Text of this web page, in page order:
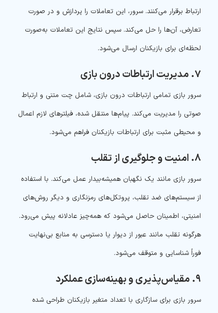
ارتباط برقرار می‌کنند. سرور، این تعاملات را پردازش و در صورت
تعارض، آن‌ها را حل می‌کند. سپس نتایج این تعاملات به‌صورت
لحظه‌ای برای بازیکنان ارسال می‌شود.
۷. مدیریت ارتباطات درون بازی
سرور بازی تمامی ارتباطات درون بازی، شامل چت متنی و ارتباط
صوتی را مدیریت می‌کند. پیام‌ها منتقل شده، فیلترهای لازم اعمال
و محیطی مثبت برای ارتباطات بازیکنان فراهم می‌شود.
۸. امنیت و جلوگیری از تقلب
سرور بازی مانند یک نگهبان همیشه‌بیدار عمل می‌کند. با استفاده
از سیستم‌های ضد تقلب، پروتکل‌های رمزنگاری و دیگر روش‌های
امنیتی، اطمینان حاصل می‌شود که همه‌چیز عادلانه پیش می‌رود.
هرگونه تقلب مانند عبور از دیوار یا دسترسی به منابع بی‌نهایت
فوراً شناسایی و متوقف می‌شود.
۹. مقیاس‌پذیری و بهینه‌سازی عملکرد
سرور بازی برای سازگاری با تعداد متغیر بازیکنان طراحی شده